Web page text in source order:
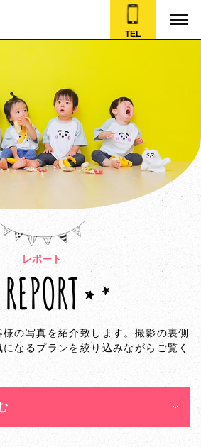
TEL
レポート
REPORT
の写真を紹介致します。撮影の裏側
なるプランを絞り込みながらご覧く